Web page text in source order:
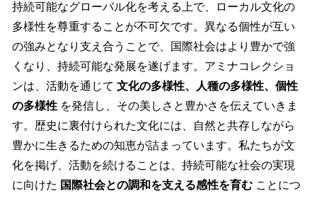
持続可能なグローバル化を考える上で、ローカル文化の
多様性を尊重することが不可欠です。異なる個性が互い
の強みとなり支え合うことで、国際社会はより豊かで強
くなり、持続可能な発展を遂げます。アミナコレクショ
ンは、活動を通じて 文化の多様性、人種の多様性、個性
の多様性 を発信し、その美しさと豊かさを伝えていきま
す。歴史に裏付けられた文化には、自然と共存しながら
豊かに生きるための知恵が詰まっています。私たちが文
化を掲げ、活動を続けることは、持続可能な社会の実現
に向けた 国際社会との調和を支える感性を育む ことにつ